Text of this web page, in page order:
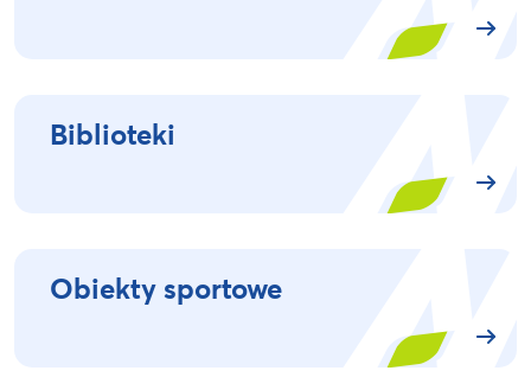
Biblioteki
Obiekty sportowe